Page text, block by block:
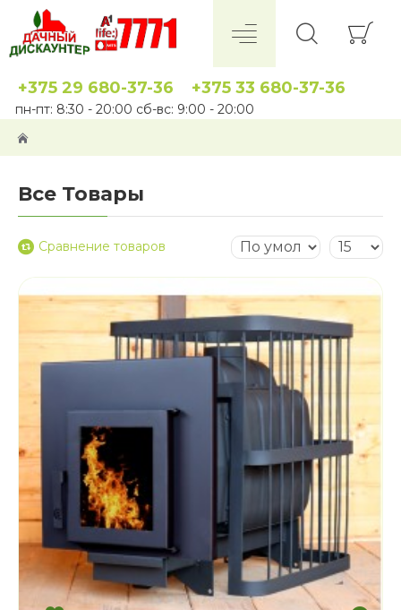
+375 29 680-37-36 +375 33 680-37-36
пн-пт: 8:30 - 20:00 сб-вс: 9:00 - 20:00
Все Товары
Сравнение товаров